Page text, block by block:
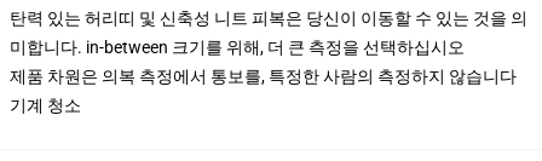
탄력 있는 허리띠 및 신축성 니트 피복은 당신이 이동할 수 있는 것을 의
미합니다. in-between 크기를 위해, 더 큰 측정을 선택하십시오
제품 차원은 의복 측정에서 통보를, 특정한 사람의 측정하지 않습니다
기계 청소